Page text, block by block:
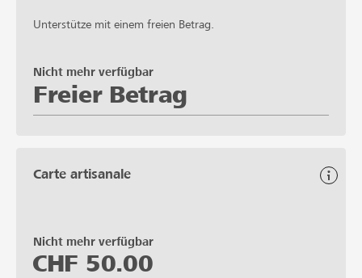
Unterstütze mit einem freien Betrag.
Freier Betrag
Nicht mehr verfügbar
Carte artisanale
Nicht mehr verfügbar
CHF 50.00